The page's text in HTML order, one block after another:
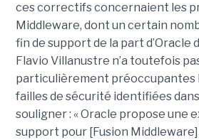
ces correctifs concernaient les
Middleware, dont un certain
fin de support de la part d’Oracle
Flavio Villanustre n’a toutefois
particulièrement préoccupantes
failles de sécurité identifiées
souligner : « Oracle propose une
support pour [Fusion Middleware]